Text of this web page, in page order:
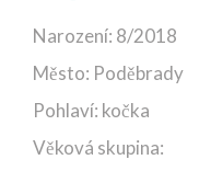
Narození: 8/2018
Město: Poděbrady
Pohlaví: kočka
Věková skupina: